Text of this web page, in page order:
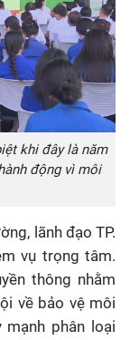
khi đây là năm
động vì môi
lãnh đạo TP.
vụ trọng tâm.
thông nhằm
về bảo vệ môi
mạnh phân loại